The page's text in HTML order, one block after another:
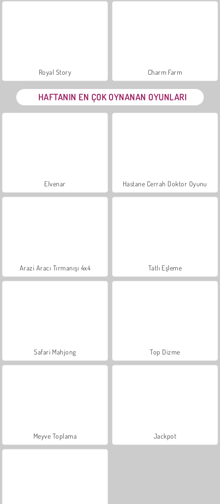
Royal Story Charm Farm
HAFTANIN EN ÇOK OYNANAN OYUNLARI
Elvenar Hastane Cerrah Doktor Oyunu
Arazi Aracı Tırmanışı 4x4 Tatlı Eşleme
Safari Mahjong Top Dizme
Meyve Toplama Jackpot